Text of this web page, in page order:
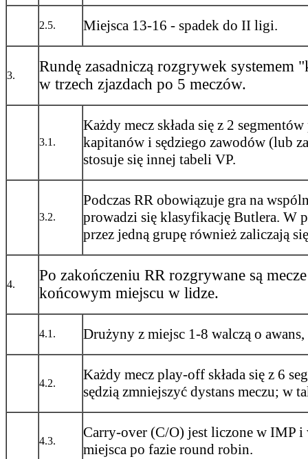
2.5. Miejsca 13-16 - spadek do II ligi.
3.
Rundę zasadniczą rozgrywek
w trzech zjazdach po 5 meczów.
3.1.
Każdy mecz składa się z 2
kapitanów i sędziego zawodów (lub
stosuje się innej tabeli VP.
3.2.
Podczas RR obowiązuje gra na
prowadzi się klasyfikację Butlera. W
przez jedną grupę również zaliczają
4.
Po zakończeniu RR rozgrywane są
końcowym miejscu w lidze.
4.1. Drużyny z miejsc 1-8 walczą o
4.2.
Każdy mecz play-off składa się z 6
sędzią zmniejszyć dystans meczu; w
4.3.
Carry-over (C/O) jest liczone w IMP
miejsca po fazie round robin.